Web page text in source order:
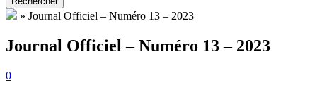
» Journal Officiel – Numéro 13 – 2023
Journal Officiel – Numéro 13 – 2023
0